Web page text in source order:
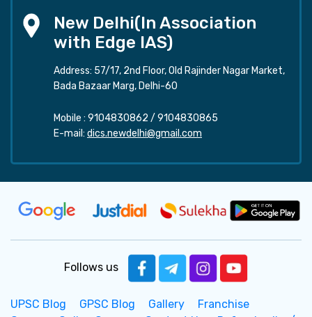
New Delhi(In Association
with Edge IAS)
Address: 57/17, 2nd Floor, Old Rajinder Nagar Market,
Bada Bazaar Marg, Delhi-60
Mobile : 9104830862 / 9104830865
E-mail: dics.newdelhi@gmail.com
Follows us
UPSC Blog GPSC Blog Gallery
Franchise